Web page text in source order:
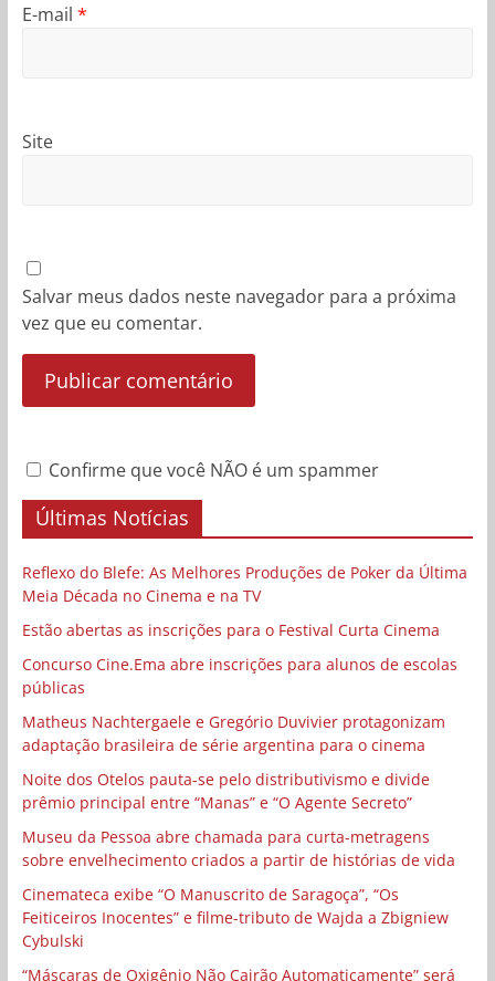
E-mail *
Site
Salvar meus dados neste navegador para a próxima
vez que eu comentar.
Confirme que você NÃO é um spammer
Últimas Notícias
Reflexo do Blefe: As Melhores Produções de Poker da Última
Meia Década no Cinema e na TV
Estão abertas as inscrições para o Festival Curta Cinema
Concurso Cine.Ema abre inscrições para alunos de escolas
públicas
Matheus Nachtergaele e Gregório Duvivier protagonizam
adaptação brasileira de série argentina para o cinema
Noite dos Otelos pauta-se pelo distributivismo e divide
prêmio principal entre “Manas” e “O Agente Secreto”
Museu da Pessoa abre chamada para curta-metragens
sobre envelhecimento criados a partir de histórias de vida
Cinemateca exibe “O Manuscrito de Saragoça”, “Os
Feiticeiros Inocentes” e filme-tributo de Wajda a Zbigniew
Cybulski
“Máscaras de Oxigênio Não Cairão Automaticamente” será